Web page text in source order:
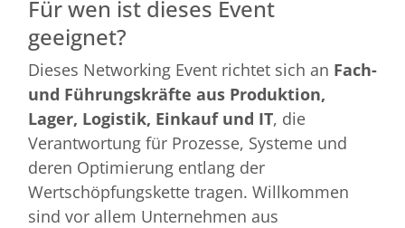
Für wen ist dieses Event
geeignet?
Dieses Networking Event richtet sich an Fach-
und Führungskräfte aus Produktion,
Lager, Logistik, Einkauf und IT, die
Verantwortung für Prozesse, Systeme und
deren Optimierung entlang der
Wertschöpfungskette tragen. Willkommen
sind vor allem Unternehmen aus